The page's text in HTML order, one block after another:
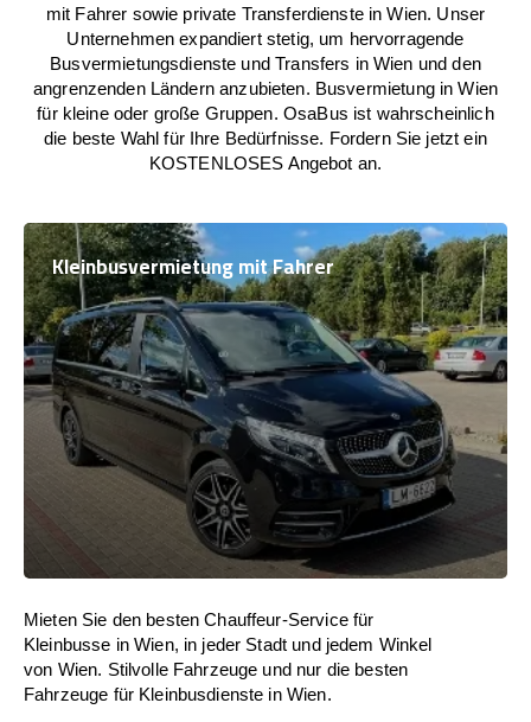
mit Fahrer sowie private Transferdienste in Wien. Unser
Unternehmen expandiert stetig, um hervorragende
Busvermietungsdienste und Transfers in Wien und den
angrenzenden Ländern anzubieten. Busvermietung in Wien
für kleine oder große Gruppen. OsaBus ist wahrscheinlich
die beste Wahl für Ihre Bedürfnisse. Fordern Sie jetzt ein
KOSTENLOSES Angebot an.
Kleinbusvermietung mit Fahrer
Mieten Sie den besten Chauffeur-Service für
Kleinbusse in Wien, in jeder Stadt und jedem Winkel
von Wien. Stilvolle Fahrzeuge und nur die besten
Fahrzeuge für Kleinbusdienste in Wien.